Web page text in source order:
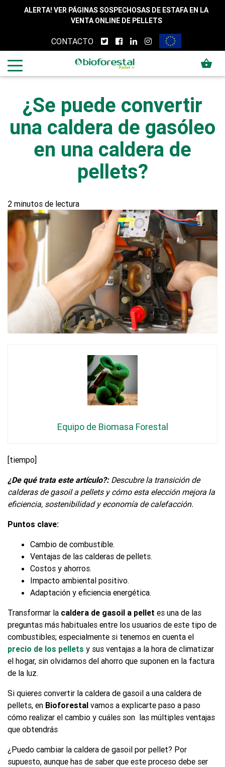
Skip to content
ALERTA! VER PÁGINAS SOSPECHOSAS DE ESTAFA EN LA
VENTA ONLINE DE PELLETS
CONTACTO
shopping_basket
¿Se puede convertir
una caldera de gasóleo
en una caldera de
pellets?
2 minutos de lectura
Equipo de Biomasa Forestal
[tiempo]
¿De qué trata este artículo?: Descubre la transición de
calderas de gasoil a pellets y cómo esta elección mejora la
eficiencia, sostenibilidad y economía de calefacción.
Puntos clave:
Cambio de combustible.
Ventajas de las calderas de pellets.
Costos y ahorros.
Impacto ambiental positivo.
Adaptación y eficiencia energética.
Transformar la caldera de gasoil a pellet es una de las
preguntas más habituales entre los usuarios de este tipo de
combustibles; especialmente si tenemos en cuenta el
precio de los pellets y sus ventajas a la hora de climatizar
el hogar, sin olvidarnos del ahorro que suponen en la factura
de la luz.
Si quieres convertir la caldera de gasoil a una caldera de
pellets, en Bioforestal vamos a explicarte paso a paso
cómo realizar el cambio y cuáles son las múltiples ventajas
que obtendrás
¿Puedo cambiar la caldera de gasoil por pellet? Por
supuesto, aunque has de saber que este proceso debe ser